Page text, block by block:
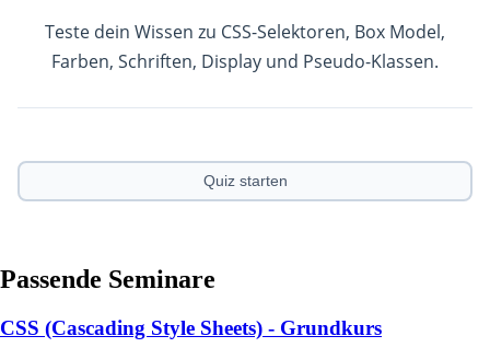
Teste dein Wissen zu CSS-Selektoren, Box Model,
Farben, Schriften, Display und Pseudo-Klassen.
Quiz starten
Passende Seminare
CSS (Cascading Style Sheets) - Grundkurs